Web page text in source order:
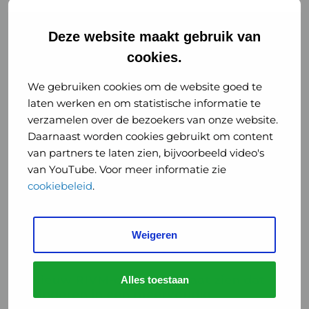
Deze website maakt gebruik van
cookies.
We gebruiken cookies om de website goed te
laten werken en om statistische informatie te
verzamelen over de bezoekers van onze website.
Daarnaast worden cookies gebruikt om content
van partners te laten zien, bijvoorbeeld video's
van YouTube. Voor meer informatie zie
cookiebeleid.
Weigeren
Alles toestaan
Gerelateerde artikelen
Nieuw RIVM-onderzoek laat zien dat
kinderen in een meervoudig
Lees
meer
over
Nieuw
RIVM-
kinderen
een